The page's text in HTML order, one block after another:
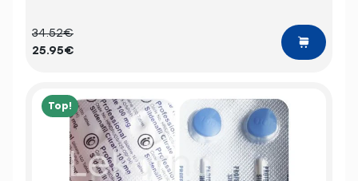
34.52€
25.95€
Top!